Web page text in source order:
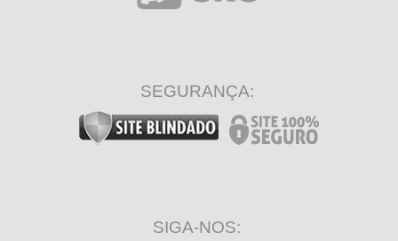
SEGURANÇA:
SIGA-NOS: